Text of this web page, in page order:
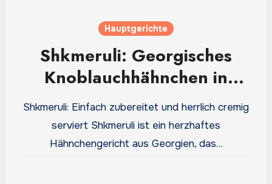
Hauptgerichte
Shkmeruli: Georgisches
Knoblauchhähnchen in
cremiger Sauce
Shkmeruli: Einfach zubereitet und herrlich cremig
serviert Shkmeruli ist ein herzhaftes
Hähnchengericht aus Georgien, das…